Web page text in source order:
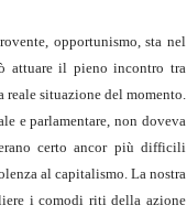
opportunismo, sta nel
attuare il pieno incontro tra
situazione del momento.
e parlamentare, non doveva
certo ancor più difficili
al capitalismo. La nostra
i comodi riti della azione